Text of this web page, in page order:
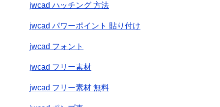
jwcad ハッチング 方法
jwcad パワーポイント 貼り付け
jwcad フォント
jwcad フリー素材
jwcad フリー素材 無料